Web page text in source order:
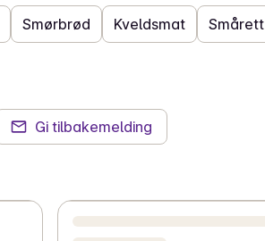
Smørbrød Kveldsmat Smårett
Gi tilbakemelding